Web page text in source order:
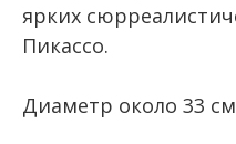
ярких
Пикассо.
Диаметр около 33